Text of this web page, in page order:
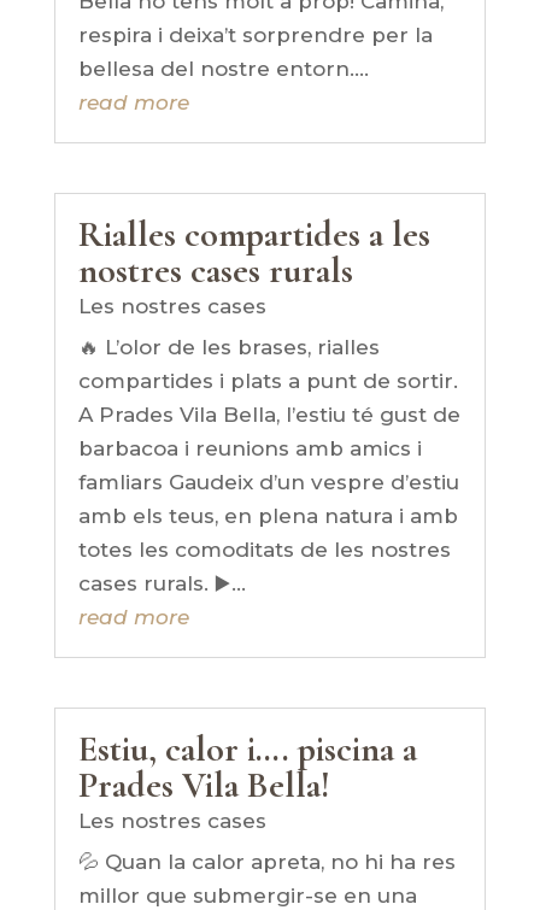
respira i deixa’t sorprendre per la
bellesa del nostre entorn....
read more
Rialles compartides a les
nostres cases rurals
Les nostres cases
🔥 L’olor de les brases, rialles
compartides i plats a punt de sortir.
A Prades Vila Bella, l’estiu té gust de
barbacoa i reunions amb amics i
famliars Gaudeix d’un vespre d’estiu
amb els teus, en plena natura i amb
totes les comoditats de les nostres
cases rurals. ▶️...
read more
Estiu, calor i…. piscina a
Prades Vila Bella!
Les nostres cases
💦 Quan la calor apreta, no hi ha res
millor que submergir-se en una